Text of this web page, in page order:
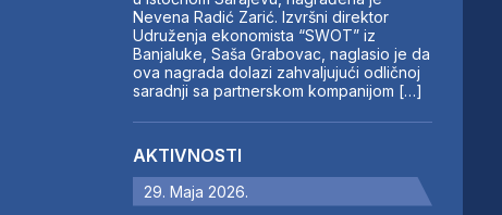
Nevena Radić Zarić. Izvršni direktor
Udruženja ekonomista “SWOT” iz
Banjaluke, Saša Grabovac, naglasio je da
ova nagrada dolazi zahvaljujući odličnoj
saradnji sa partnerskom kompanijom […]
AKTIVNOSTI
29. Maja 2026.